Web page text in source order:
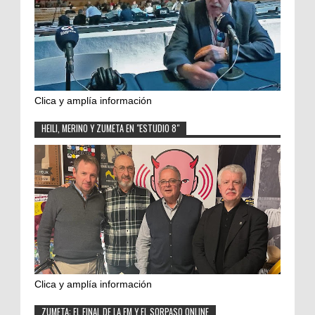
Clica y amplía información
HEILI, MERINO Y ZUMETA EN "ESTUDIO 8"
Clica y amplía información
ZUMETA: EL FINAL DE LA FM Y EL SORPASO ONLINE